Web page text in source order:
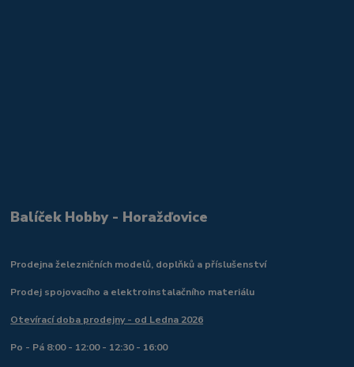
Balíček Hobby - Horažďovice
Prodejna železničních modelů, doplňků a příslušenství
Prodej spojovacího a elektroinstalačního materiálu
Otevírací doba prodejny - od Ledna 2026
Po - Pá 8:00 - 12:00 - 12:30 - 16:00